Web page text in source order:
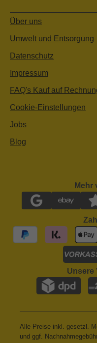
Über uns
Umwelt und Entsorgung
Datenschutz
Impressum
FAQ's Kauf auf
Cookie-Einstellungen
Jobs
Blog
Mehr
Unsere
Alle Preise inkl. gesetzl.
und ggf.